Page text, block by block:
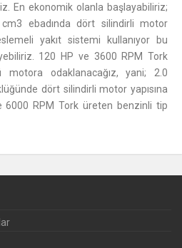
En ekonomik olanla başlayabiliriz;
ebadında dört silindirli motor
yakıt sistemi kullanıyor bu
120 HP ve 3600 RPM Tork
odaklanacağız, yani; 2.0
dört silindirli motor yapısına
6000 RPM Tork üreten benzinli tip